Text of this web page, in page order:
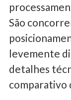
São
levemente
detalhes
comparativo